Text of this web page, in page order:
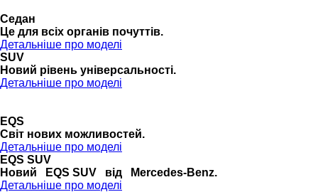
Седан
Це для всіх органів почуттів.
Детальніше про моделі
SUV
Новий рівень універсальності.
Детальніше про моделі
EQS
Cвіт нових можливостей.
Детальніше про моделі
EQS SUV
Новий EQS SUV від Mercedes-Benz.
Детальніше про моделі